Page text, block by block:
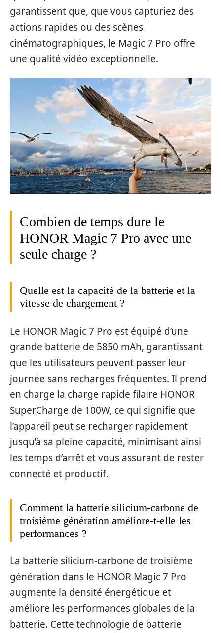
garantissent que, que vous capturiez des
actions rapides ou des scènes
cinématographiques, le Magic 7 Pro offre
une qualité vidéo exceptionnelle.
Combien de temps dure le
HONOR Magic 7 Pro avec une
seule charge ?
Quelle est la capacité de la batterie et la
vitesse de chargement ?
Le HONOR Magic 7 Pro est équipé d’une
grande batterie de 5850 mAh, garantissant
que les utilisateurs peuvent passer leur
journée sans recharges fréquentes. Il prend
en charge la charge rapide filaire HONOR
SuperCharge de 100W, ce qui signifie que
l’appareil peut se recharger rapidement
jusqu’à sa pleine capacité, minimisant ainsi
les temps d’arrêt et vous assurant de rester
connecté et productif.
Comment la batterie silicium-carbone de
troisième génération améliore-t-elle les
performances ?
La batterie silicium-carbone de troisième
génération dans le HONOR Magic 7 Pro
augmente la densité énergétique et
améliore les performances globales de la
batterie. Cette technologie de batterie